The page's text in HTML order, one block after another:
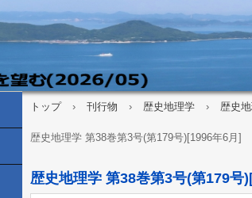
トップ › 刊行物 › 歴史地理学 › 歴史
歴史地理学 第38巻第3号(第179号)[1996年6月]
歴史地理学 第38巻第3号(第179号